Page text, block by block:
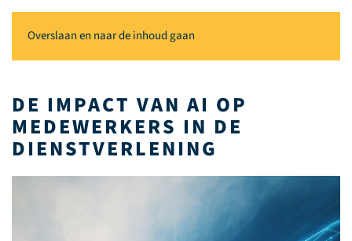
Overslaan en naar de inhoud gaan
DE IMPACT VAN AI OP
MEDEWERKERS IN DE
DIENSTVERLENING